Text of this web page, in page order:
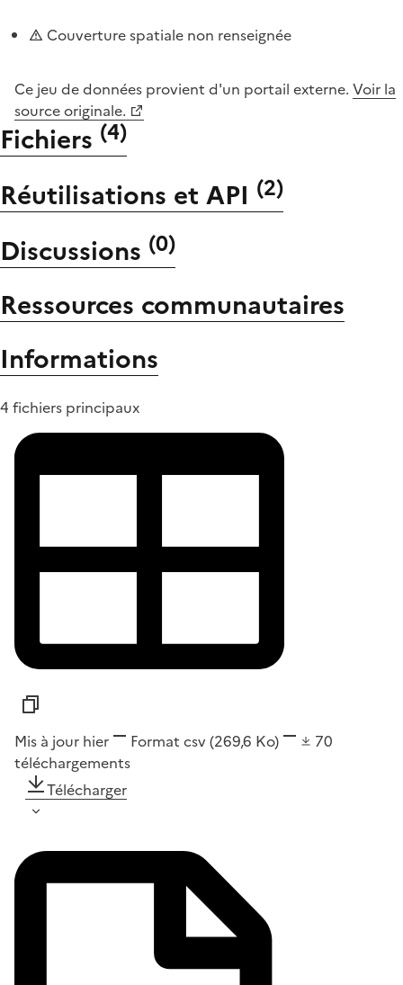
Couverture spatiale non renseignée
Ce jeu de données provient d'un portail externe. Voir la
source originale.
Fichiers (4)
Réutilisations et API (2)
Discussions (0)
Ressources communautaires
Informations
4 fichiers principaux
Mis à jour hier Format csv(269,6 Ko)
70
téléchargements
Télécharger